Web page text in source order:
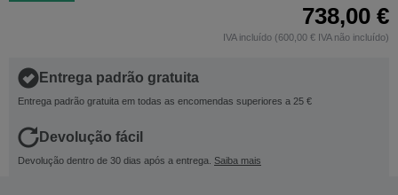
738,00 €
IVA incluído (600,00 € IVA não incluído)
Entrega padrão gratuita
Entrega padrão gratuita em todas as encomendas superiores a 25 €
Devolução fácil
Devolução dentro de 30 dias após a entrega. Saiba mais